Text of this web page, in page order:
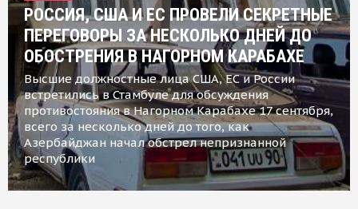
РОССИЯ, США И ЕС ПРОВЕЛИ СЕКРЕТНЫЕ
ПЕРЕГОВОРЫ ЗА НЕСКОЛЬКО ДНЕЙ ДО
ОБОСТРЕНИЯ В НАГОРНОМ КАРАБАХЕ
Высшие должностные лица США, ЕС и России
встретились в Стамбуле для обсуждения
противостояния в Нагорном Карабахе 17 сентября,
всего за несколько дней до того, как
Азербайджан начал обстрел непризнанной
республики